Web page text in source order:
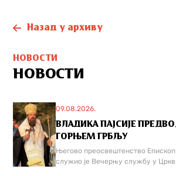
Назад у архиву
НОВОСТИ
НОВОСТИ
09.08.2026.
ВЛАДИКА ПАЈСИЈЕ
ГОРЊЕМ ГРБЉУ
Његово преосвештенство Епископ
служио је Вечерњу службу у